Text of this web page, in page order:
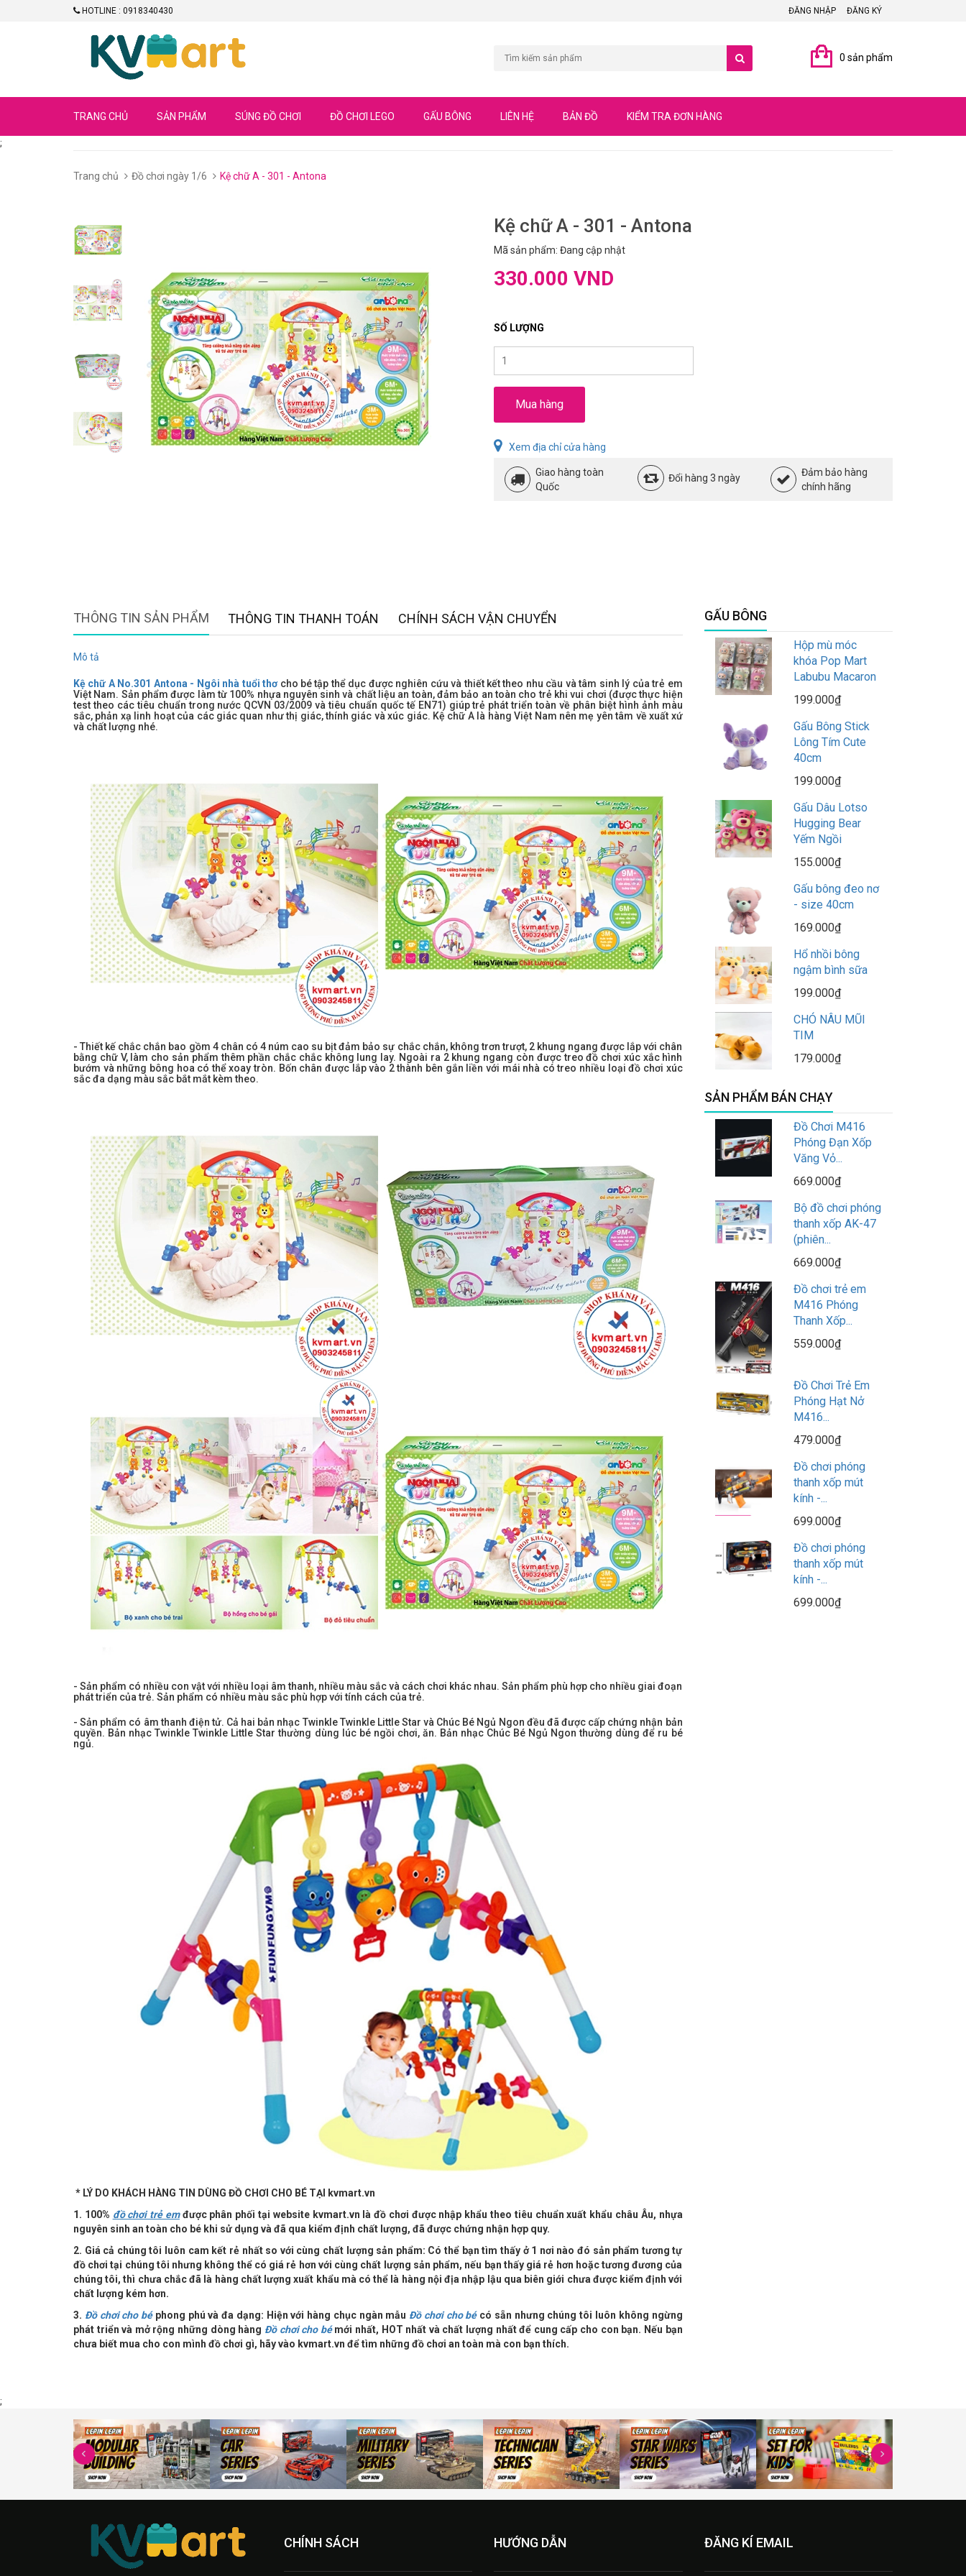
HOTLINE : 0918340430 ĐĂNG NHẬP ĐĂNG KÝ
0 sản phẩm
TRANG CHỦ SẢN PHẨM SÚNG ĐỒ CHƠI ĐỒ CHƠI LEGO GẤU BÔNG LIÊN HỆ BẢN ĐỒ KIỂM TRA ĐƠN HÀNG
;
Trang chủ Đồ chơi ngày 1/6 Kệ chữ A - 301 - Antona
Kệ chữ A - 301 - Antona
Mã sản phẩm: Đang cập nhật
330.000 VND
SỐ LƯỢNG
Mua hàng
Xem địa chỉ cửa hàng
Giao hàng toàn
Quốc
Đổi hàng 3 ngày
Đảm bảo hàng
chính hãng
THÔNG TIN SẢN PHẨM THÔNG TIN THANH TOÁN CHÍNH SÁCH VẬN CHUYỂN
Mô tả
Kệ chữ A No.301 Antona - Ngôi nhà tuổi thơcho bé tập thể dục được nghiên cứu và thiết kết theo nhu cầu và tâm sinh lý của trẻ em
Việt Nam. Sản phẩm được làm từ 100% nhựa nguyên sinh và chất liệu an toàn, đảm bảo an toàn cho trẻ khi vui chơi (được thực hiện
test theo các tiêu chuẩn trong nước QCVN 03/2009 và tiêu chuẩn quốc tế EN71) giúp trẻ phát triển toàn về phân biệt hình ảnh màu
sắc, phản xạ linh hoạt của các giác quan như thị giác, thính giác và xúc giác. Kệ chữ A là hàng Việt Nam nên mẹ yên tâm về xuất xứ
và chất lượng nhé.
- Thiết kế chắc chắn bao gồm 4 chân có 4 núm cao su bịt đảm bảo sự chắc chắn, không trơn trượt, 2 khung ngang được lắp với chân
bằng chữ V, làm cho sản phẩm thêm phần chắc chắc không lung lay. Ngoài ra 2 khung ngang còn được treo đồ chơi xúc xắc hình
bướm và những bông hoa có thể xoay tròn. Bốn chân được lắp vào 2 thành bên gắn liền với mái nhà có treo nhiều loại đồ chơi xúc
sắc đa dạng màu sắc bắt mắt kèm theo.
- Sản phẩm có nhiều con vật với nhiều loại âm thanh, nhiều màu sắc và cách chơi khác nhau. Sản phẩm phù hợp cho nhiều giai đoạn
phát triển của trẻ. Sản phẩm có nhiều màu sắc phù hợp với tính cách của trẻ.
- Sản phẩm có âm thanh điện tử. Cả hai bản nhạc Twinkle Twinkle Little Star và Chúc Bé Ngủ Ngon đều đã được cấp chứng nhận bản
quyền. Bản nhạc Twinkle Twinkle Little Star thường dùng lúc bé ngồi chơi, ăn. Bản nhạc Chúc Bé Ngủ Ngon thường dùng để ru bé
ngủ.
* LÝ DO KHÁCH HÀNG TIN DÙNG ĐỒ CHƠI CHO BÉ TẠI kvmart.vn
1. 100% đồ chơi trẻ emđược phân phối tại website kvmart.vn là đồ chơi được nhập khẩu theo tiêu chuẩn xuất khẩu châu Âu, nhựa
nguyên sinh an toàn cho bé khi sử dụng và đã qua kiểm định chất lượng, đã được chứng nhận hợp quy.
2. Giá cả chúng tôi luôn cam kết rẻ nhất so với cùng chất lượng sản phẩm: Có thể bạn tìm thấy ở 1 nơi nào đó sản phẩm tương tự
đồ chơi tại chúng tôi nhưng không thể có giá rẻ hơn với cùng chất lượng sản phẩm, nếu bạn thấy giá rẻ hơn hoặc tương đương của
chúng tôi, thì chưa chắc đã là hàng chất lượng xuất khẩu mà có thể là hàng nội địa nhập lậu qua biên giới chưa được kiểm định với
chất lượng kém hơn.
3. Đồ chơi cho béphong phú và đa dạng: Hiện với hàng chục ngàn mẫu Đồ chơi cho bécó sẵn nhưng chúng tôi luôn không ngừng
phát triển và mở rộng những dòng hàng Đồ chơi cho bémới nhất, HOT nhất và chất lượng nhất để cung cấp cho con bạn. Nếu bạn
chưa biết mua cho con mình đồ chơi gì, hãy vào kvmart.vn để tìm những đồ chơi an toàn mà con bạn thích.
GẤU BÔNG
Hộp mù móc
khóa Pop Mart
Labubu Macaron
199.000₫
Gấu Bông Stick
Lông Tím Cute
40cm
199.000₫
Gấu Dâu Lotso
Hugging Bear
Yếm Ngồi
155.000₫
Gấu bông đeo nơ
- size 40cm
169.000₫
Hổ nhồi bông
ngậm bình sữa
199.000₫
CHÓ NÂU MŨI
TIM
179.000₫
SẢN PHẨM BÁN CHẠY
Đồ Chơi M416
Phóng Đạn Xốp
Văng Vỏ...
669.000₫
Bộ đồ chơi phóng
thanh xốp AK-47
(phiên...
669.000₫
Đồ chơi trẻ em
M416 Phóng
Thanh Xốp...
559.000₫
Đồ Chơi Trẻ Em
Phóng Hạt Nở
M416...
479.000₫
Đồ chơi phóng
thanh xốp mút
kính -...
699.000₫
Đồ chơi phóng
thanh xốp mút
kính -...
699.000₫
;
CHÍNH SÁCH HƯỚNG DẪN ĐĂNG KÍ EMAIL